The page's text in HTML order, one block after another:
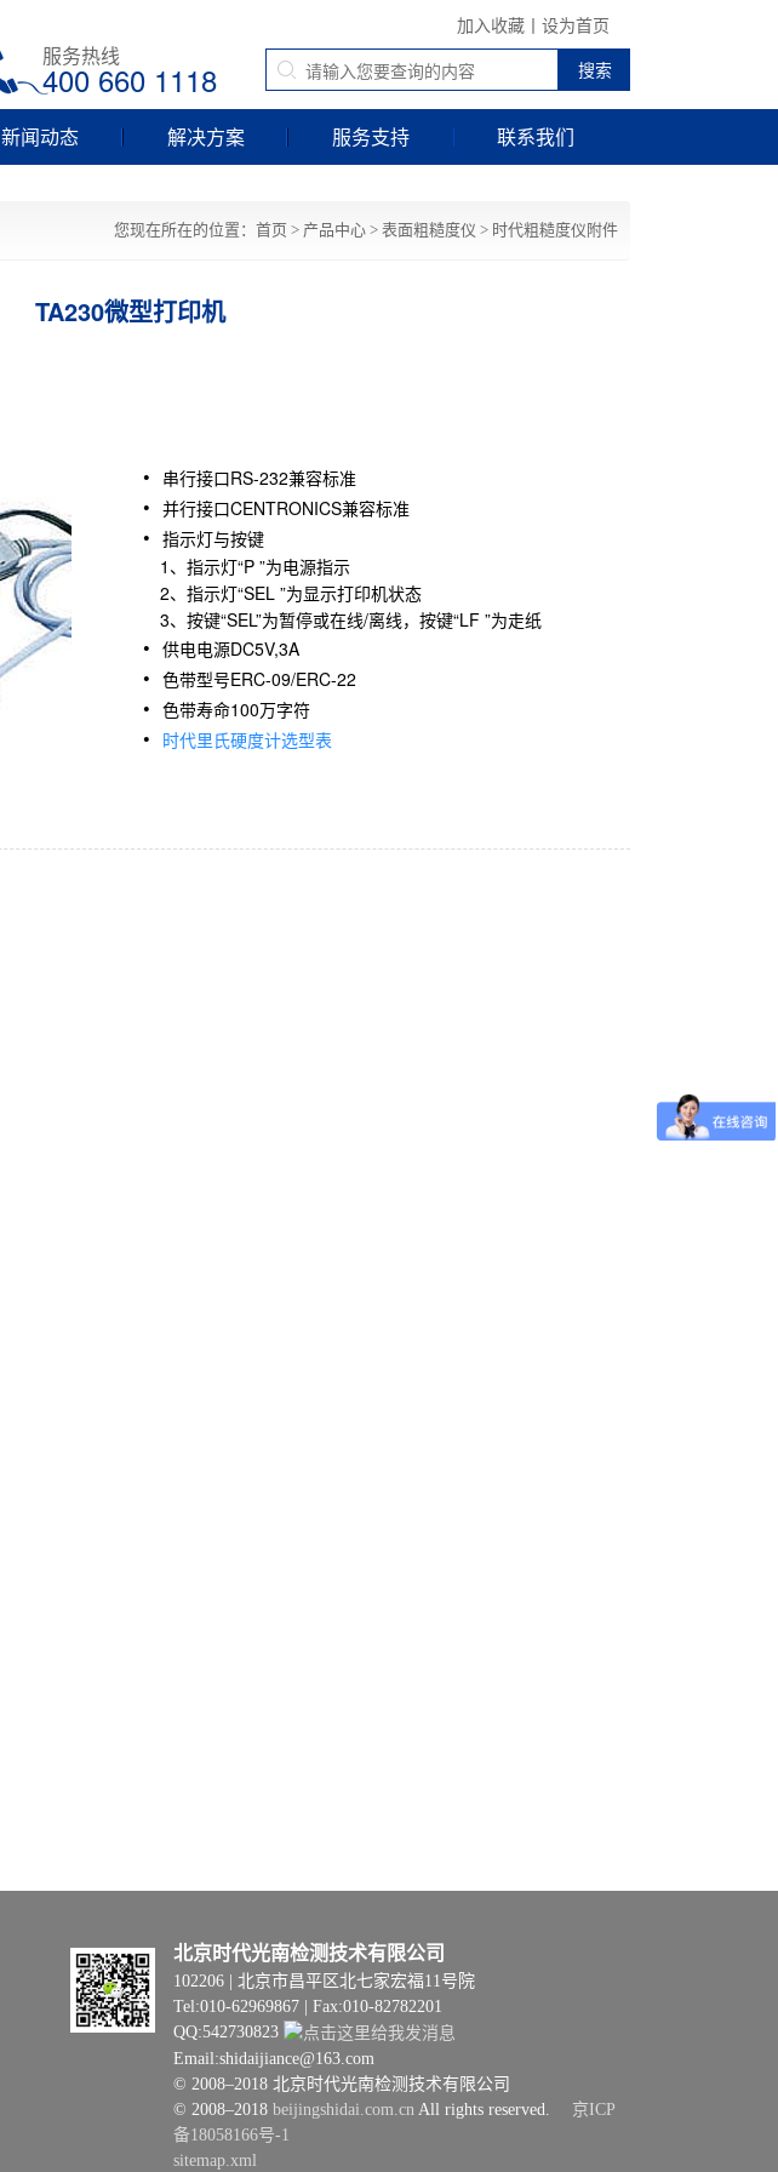
加入收藏 丨 设为首页
服务热线
400 660 1118
新闻动态 解决方案 服务支持 联系我们
您现在所在的位置： 首页 > 产品中心 > 表面粗糙度仪 > 时代粗糙度仪附件
TA230微型打印机
串行接口RS-232兼容标准
并行接口CENTRONICS兼容标准
指示灯与按键
1、指示灯“P ”为电源指示
2、指示灯“SEL ”为显示打印机状态
3、按键“SEL”为暂停或在线/离线，按键“LF ”为走纸
供电电源DC5V,3A
色带型号ERC-09/ERC-22
色带寿命100万字符
时代里氏硬度计选型表
北京时代光南检测技术有限公司
102206 | 北京市昌平区北七家宏福11号院
Tel:010-62969867 | Fax:010-82782201
QQ:542730823
Email:shidaijiance@163.com
© 2008–2018 北京时代光南检测技术有限公司
© 2008–2018 beijingshidai.com.cn All rights reserved. 京ICP
备18058166号-1
sitemap.xml